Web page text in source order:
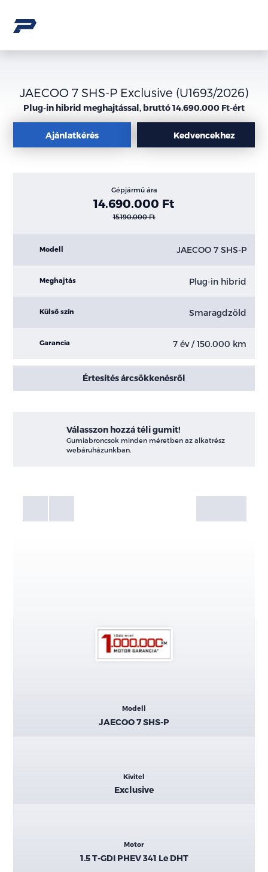
JAECOO 7 SHS-P Exclusive (U1693/2026)
Plug-in hibrid meghajtással, bruttó 14.690.000 Ft-ért
Ajánlatkérés Kedvencekhez
Gépjármű ára
14.690.000 Ft
15.190.000 Ft
Modell JAECOO 7 SHS-P
Meghajtás Plug-in hibrid
Külső szín Smaragdzöld
Garancia 7 év / 150.000 km
Értesítés árcsökkenésről
Válasszon hozzá téli gumit!
Gumiabroncsok minden méretben az alkatrész
webáruházunkban.
Galéria
Modell
JAECOO 7 SHS-P
Kivitel
Exclusive
Motor
1.5 T-GDI PHEV 341 Le DHT